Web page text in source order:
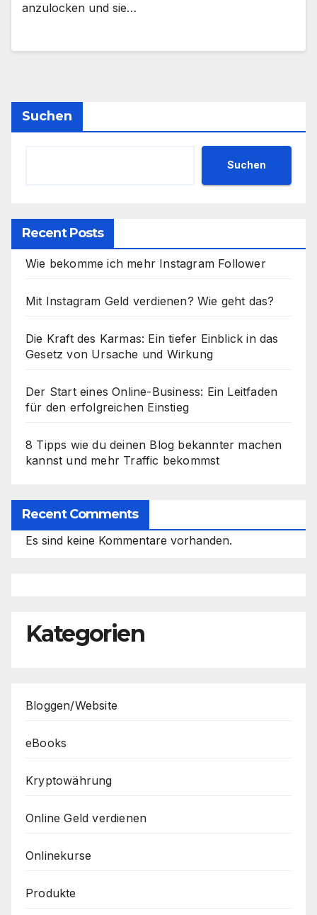
anzulocken und sie…
Suchen
Suchen
Recent Posts
Wie bekomme ich mehr Instagram Follower
Mit Instagram Geld verdienen? Wie geht das?
Die Kraft des Karmas: Ein tiefer Einblick in das
Gesetz von Ursache und Wirkung
Der Start eines Online-Business: Ein Leitfaden
für den erfolgreichen Einstieg
8 Tipps wie du deinen Blog bekannter machen
kannst und mehr Traffic bekommst
Recent Comments
Es sind keine Kommentare vorhanden.
Kategorien
Bloggen/Website
eBooks
Kryptowährung
Online Geld verdienen
Onlinekurse
Produkte